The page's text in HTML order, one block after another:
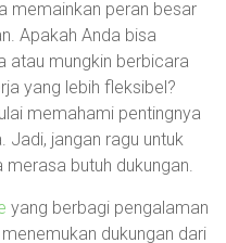
memainkan peran besar
Apakah Anda bisa
atau mungkin berbicara
yang lebih fleksibel?
memahami pentingnya
Jadi, jangan ragu untuk
butuh dukungan.
yang berbagi pengalaman
dukungan dari